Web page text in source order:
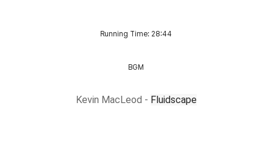
Running Time: 28:44
BGM
Kevin MacLeod - Fluidscape